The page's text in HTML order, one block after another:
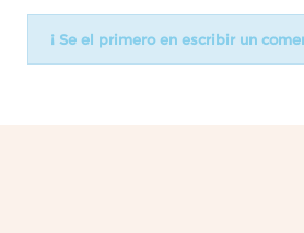
¡ Se el primero en escribir un